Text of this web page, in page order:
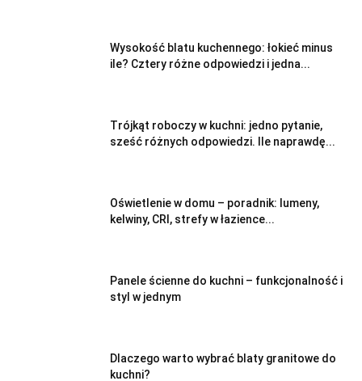
Wysokość blatu kuchennego: łokieć minus
ile? Cztery różne odpowiedzi i jedna...
Trójkąt roboczy w kuchni: jedno pytanie,
sześć różnych odpowiedzi. Ile naprawdę...
Oświetlenie w domu – poradnik: lumeny,
kelwiny, CRI, strefy w łazience...
Panele ścienne do kuchni – funkcjonalność i
styl w jednym
Dlaczego warto wybrać blaty granitowe do
kuchni?